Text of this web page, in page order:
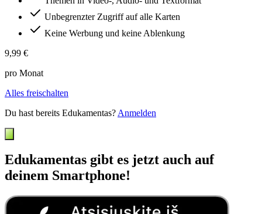
Unbegrenzter Zugriff auf alle Karten
Keine Werbung und keine Ablenkung
9,99 €
pro Monat
Alles freischalten
Du hast bereits Edukamentas? Anmelden
Edukamentas gibt es jetzt auch auf
deinem Smartphone!